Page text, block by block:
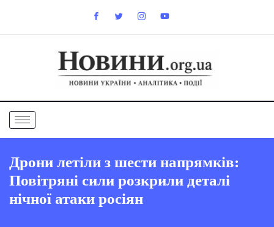
Дрони летіли з шести напрямків:
Повітряні сили розкрили деталі
нічної атаки росіян